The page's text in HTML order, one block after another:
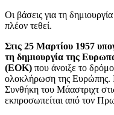
Οι βάσεις για τη
πλέον τεθεί.
Στις 25 Μαρτίου 1957
τη δημιουργία της
(ΕΟΚ) που άνοιξε το δρόμο
ολοκλήρωση της Ευρώπης.
Συνθήκη του Μάαστριχτ
εκπροσωπείται από τον